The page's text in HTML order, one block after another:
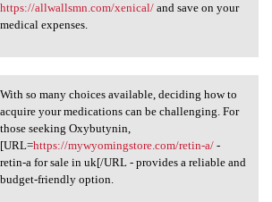
https://allwallsmn.com/xenical/and save on your
medical expenses.
so many choices
With so many choices available, deciding how to
acquire your medications can be challenging. For
those seeking Oxybutynin,
[URL=https://mywyomingstore.com/retin-a/-
retin-a for sale in uk[/URL - provides a reliable and
budget-friendly option.